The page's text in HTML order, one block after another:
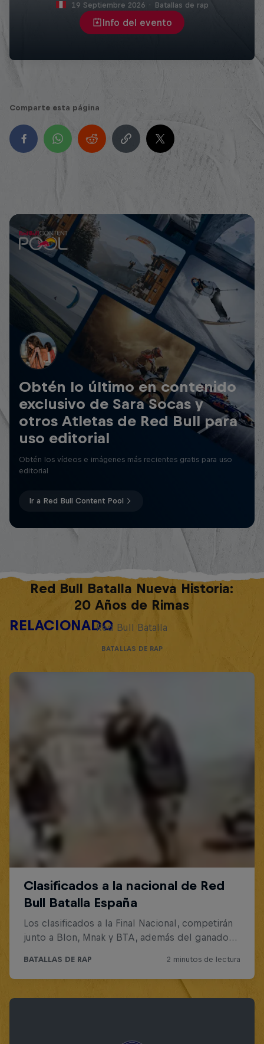
Info del evento
19 Septiembre 2026 · Batallas de rap
Comparte esta página
Obtén lo último en contenido
exclusivo de Sara Socas y
otros Atletas de Red Bull para
uso editorial
Obtén los vídeos e imágenes más recientes gratis para uso
editorial
Ir a Red Bull Content Pool
RELACIONADO
Red Bull Batalla Nueva Historia:
20 Años de Rimas
Red Bull Batalla
BATALLAS DE RAP